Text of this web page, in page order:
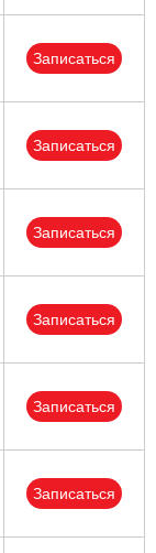
Записаться
Записаться
Записаться
Записаться
Записаться
Записаться